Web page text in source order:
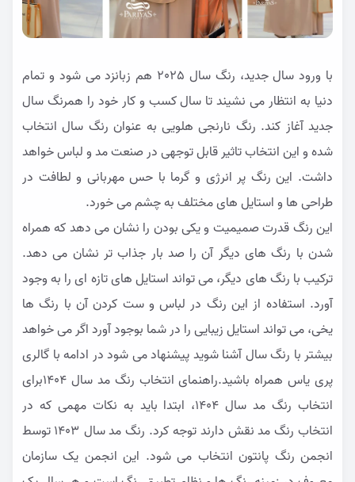
با ورود سال جدید،
رنگ سال 2025 هم زبانزد می شود و تمام
دنیا به انتظار می نشیند تا سال کسب و کار خود را همرنگ سال
جدید آغاز کند. رنگ نارنجی هلویی به عنوان رنگ سال انتخاب
شده و این انتخاب تاثیر قابل توجهی در صنعت مد و لباس خواهد
داشت. این رنگ پر انرژی و گرما با حس مهربانی و لطافت در
طراحی ها و استایل های مختلف به چشم می خورد.
این رنگ قدرت صمیمیت و یکی بودن را نشان می دهد که همراه
شدن با رنگ های دیگر آن را صد بار جذاب تر نشان می دهد.
ترکیب با رنگ های دیگر، می تواند استایل های تازه ای را به وجود
آورد. استفاده از این رنگ در لباس و ست کردن آن با رنگ ها
یخی، می تواند استایل زیبایی را در شما بوجود آورد اگر می خواهد
بیشتر با رنگ سال آشنا شوید پیشنهاد می شود در ادامه با گالری
پری یاس همراه باشید.راهنمای انتخاب رنگ مد سال 1404برای
انتخاب رنگ مد سال 1404، ابتدا باید به نکات مهمی که در
انتخاب رنگ مد نقش دارند توجه کرد. رنگ مد سال ۱۴۰۳ توسط
انجمن رنگ پانتون انتخاب می شود. این انجمن یک سازمان